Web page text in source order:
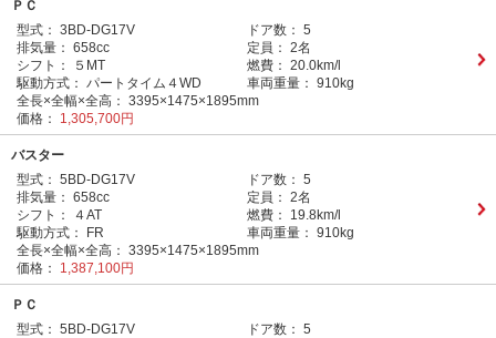
ＰＣ
型式： 3BD-DG17V ドア数： 5
排気量： 658cc 定員： 2名
シフト：
５MT 燃費： 20.0km/l
駆動方式： パートタイム４WD 車両重量： 910kg
全長×全幅×全高： 3395×1475×1895mm
価格：
1,305,700円
バスター
型式： 5BD-DG17V ドア数： 5
排気量： 658cc 定員： 2名
シフト：
４AT 燃費：
19.8km/l
駆動方式：
FR 車両重量： 910kg
全長×全幅×全高： 3395×1475×1895mm
価格：
1,387,100円
ＰＣ
型式： 5BD-DG17V ドア数： 5